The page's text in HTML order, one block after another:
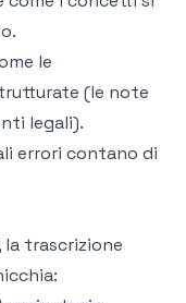
le
(le note
legali).
errori contano di
trascrizione